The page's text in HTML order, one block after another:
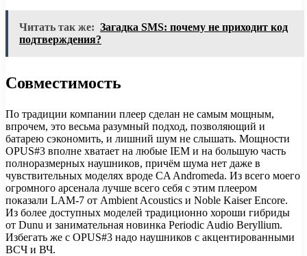
Читать так же: Загадка SMS: почему не приходит код
подтверждения?
Совместимость
По традиции компании плеер сделан не самым мощным,
впрочем, это весьма разумный подход, позволяющий и
батарею сэкономить, и лишний шум не слышать. Мощности
OPUS#3 вполне хватает на любые IEM и на большую часть
полноразмерных наушников, причём шума нет даже в
чувствительных моделях вроде CA Andromeda. Из всего моего
огромного арсенала лучше всего себя с этим плеером
показали LAM-7 от Ambient Acoustics и Noble Kaiser Encore.
Из более доступных моделей традиционно хороши гибриды
от Dunu и занимательная новинка Periodic Audio Beryllium.
Избегать же с OPUS#3 надо наушников с акцентированными
ВСЧ и ВЧ.